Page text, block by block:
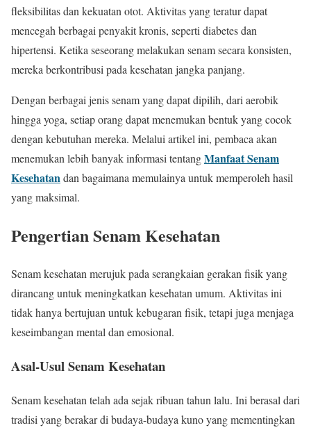
fleksibilitas dan kekuatan otot. Aktivitas yang teratur dapat
mencegah berbagai penyakit kronis, seperti diabetes dan
hipertensi. Ketika seseorang melakukan senam secara konsisten,
mereka berkontribusi pada kesehatan jangka panjang.
Dengan berbagai jenis senam yang dapat dipilih, dari aerobik
hingga yoga, setiap orang dapat menemukan bentuk yang cocok
dengan kebutuhan mereka. Melalui artikel ini, pembaca akan
menemukan lebih banyak informasi tentangManfaat Senam
Kesehatandan bagaimana memulainya untuk memperoleh hasil
yang maksimal.
Pengertian Senam Kesehatan
Senam kesehatan merujuk pada serangkaian gerakan fisik yang
dirancang untuk meningkatkan kesehatan umum. Aktivitas ini
tidak hanya bertujuan untuk kebugaran fisik, tetapi juga menjaga
keseimbangan mental dan emosional.
Asal-Usul Senam Kesehatan
Senam kesehatan telah ada sejak ribuan tahun lalu. Ini berasal dari
tradisi yang berakar di budaya-budaya kuno yang mementingkan